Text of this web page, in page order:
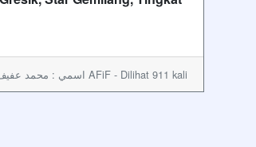
19/11/2024 12:04 - Oleh اسمي : محمد عفيف AFiF - Dilihat 911 kali